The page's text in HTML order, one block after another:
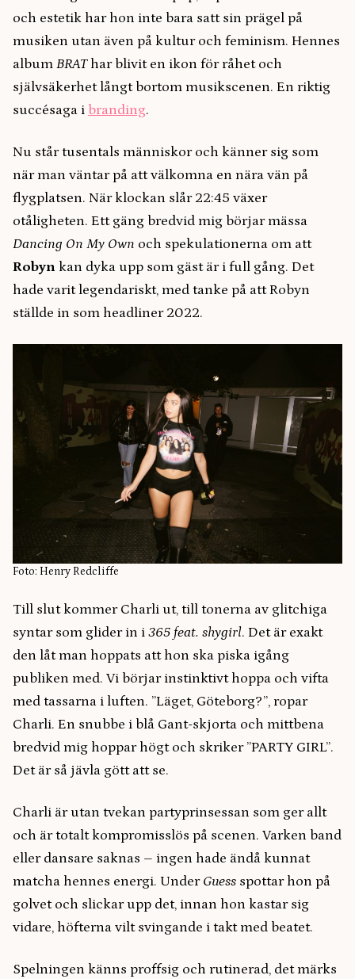
och estetik har hon inte bara satt sin prägel på
musiken utan även på kultur och feminism. Hennes
album BRAThar blivit en ikon för råhet och
självsäkerhet långt bortom musikscenen. En riktig
succésaga i branding.
Nu står tusentals människor och känner sig som
när man väntar på att välkomna en nära vän på
flygplatsen. När klockan slår 22:45 växer
otåligheten. Ett gäng bredvid mig börjar mässa
Dancing On My Own och spekulationerna om att
Robyn kan dyka upp som gäst är i full gång. Det
hade varit legendariskt, med tanke på att Robyn
ställde in som headliner 2022.
Foto: Henry Redcliffe
Till slut kommer Charli ut, till tonerna av glitchiga
syntar som glider in i 365 feat. shygirl. Det är exakt
den låt man hoppats att hon ska piska igång
publiken med. Vi börjar instinktivt hoppa och vifta
med tassarna i luften. ”Läget, Göteborg?”, ropar
Charli. En snubbe i blå Gant-skjorta och mittbena
bredvid mig hoppar högt och skriker ”PARTY GIRL”.
Det är så jävla gött att se.
Charli är utan tvekan partyprinsessan som ger allt
och är totalt kompromisslös på scenen. Varken band
eller dansare saknas – ingen hade ändå kunnat
matcha hennes energi. Under Guess spottar hon på
golvet och slickar upp det, innan hon kastar sig
vidare, höfterna vilt svingande i takt med beatet.
Spelningen känns proffsig och rutinerad, det märks